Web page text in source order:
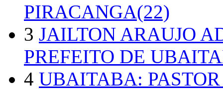
PIRACANGA(22)
3 JAILTON ARAUJO
PREFEITO DE
4 UBAITABA: